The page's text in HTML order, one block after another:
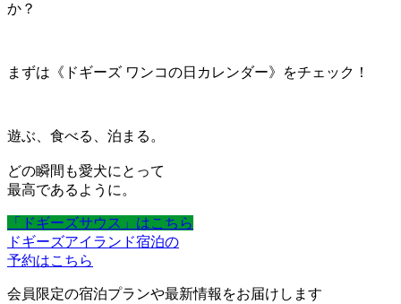
か？
まずは《ドギーズ ワンコの日カレンダー》をチェック！
遊ぶ、食べる、泊まる。
どの瞬間も愛犬にとって
最高であるように。
「ドギーズサウス」はこちら
ドギーズアイランド宿泊の
予約はこちら
会員限定の宿泊プランや最新情報をお届けします